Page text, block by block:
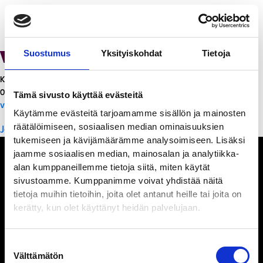
Suostumus Yksityiskohdat Tietoja
Tämä sivusto käyttää evästeitä
Käytämme evästeitä tarjoamamme sisällön ja mainosten
räätälöimiseen, sosiaalisen median ominaisuuksien
tukemiseen ja kävijämäärämme analysoimiseen. Lisäksi
jaamme sosiaalisen median, mainosalan ja analytiikka-
alan kumppaneillemme tietoja siitä, miten käytät
sivustoamme. Kumppanimme voivat yhdistää näitä
tietoja muihin tietoihin, joita olet antanut heille tai joita on
kerätty, kun olet käyttänyt heidän palvelujaan.
valinta
Välttämätön
Ville Mattila
Kiinteistöjohtaja
044 901 6371
ville.mattila@porinpuuvilla.fi
Artikkelien
selaus
Johanna Koski-Toivonen
Ihmisiä, iloa ja
Porin Puuvilla Oy